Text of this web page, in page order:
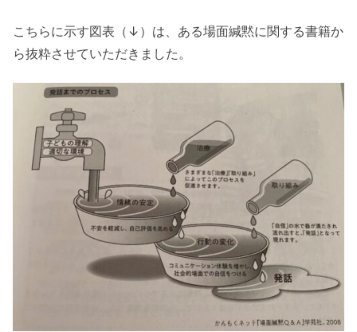
こちらに示す図表（↓）は、ある場面緘黙に関する書籍か
ら抜粋させていただきました。